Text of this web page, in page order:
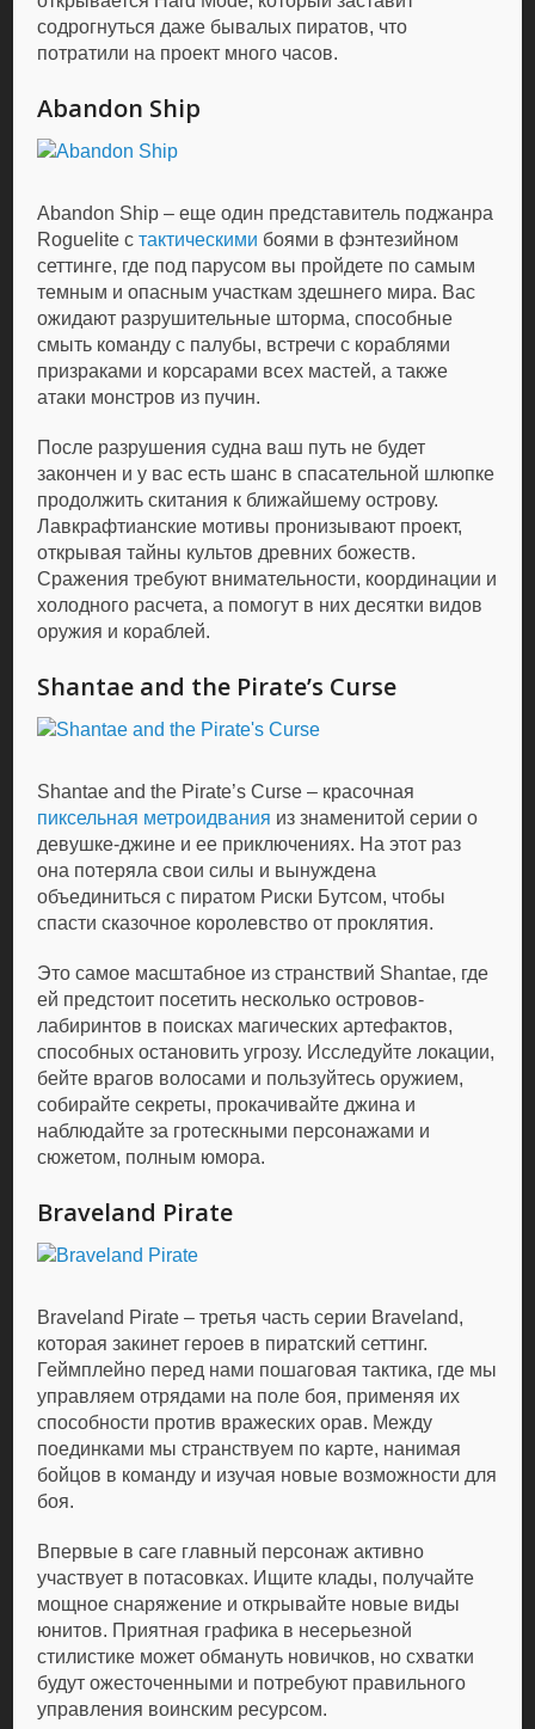
содрогнуться даже бывалых пиратов, что
потратили на проект много часов.
Abandon Ship
Abandon Ship – еще один представитель поджанра
Roguelite стактическими боями в фэнтезийном
сеттинге, где под парусом вы пройдете по самым
темным и опасным участкам здешнего мира. Вас
ожидают разрушительные шторма, способные
смыть команду с палубы, встречи с кораблями
призраками и корсарами всех мастей, а также
атаки монстров из пучин.
После разрушения судна ваш путь не будет
закончен и у вас есть шанс в спасательной шлюпке
продолжить скитания к ближайшему острову.
Лавкрафтианские мотивы пронизывают проект,
открывая тайны культов древних божеств.
Сражения требуют внимательности, координации и
холодного расчета, а помогут в них десятки видов
оружия и кораблей.
Shantae and the Pirate’s Curse
Shantae and the Pirate’s Curse – красочная
пиксельная метроидвания из знаменитой серии о
девушке-джине и ее приключениях. На этот раз
она потеряла свои силы и вынуждена
объединиться с пиратом Риски Бутсом, чтобы
спасти сказочное королевство от проклятия.
Это самое масштабное из странствий Shantae, где
ей предстоит посетить несколько островов-
лабиринтов в поисках магических артефактов,
способных остановить угрозу. Исследуйте локации,
бейте врагов волосами и пользуйтесь оружием,
собирайте секреты, прокачивайте джина и
наблюдайте за гротескными персонажами и
сюжетом, полным юмора.
Braveland Pirate
Braveland Pirate – третья часть серии Braveland,
которая закинет героев в пиратский сеттинг.
Геймплейно перед нами пошаговая тактика, где мы
управляем отрядами на поле боя, применяя их
способности против вражеских орав. Между
поединками мы странствуем по карте, нанимая
бойцов в команду и изучая новые возможности для
боя.
Впервые в саге главный персонаж активно
участвует в потасовках. Ищите клады, получайте
мощное снаряжение и открывайте новые виды
юнитов. Приятная графика в несерьезной
стилистике может обмануть новичков, но схватки
будут ожесточенными и потребуют правильного
управления воинским ресурсом.